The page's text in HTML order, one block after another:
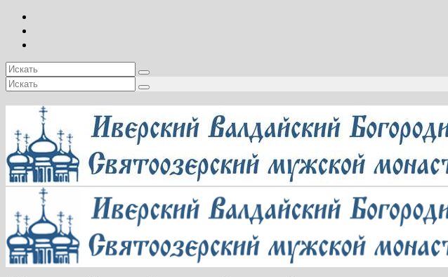
Искать:
Искать: